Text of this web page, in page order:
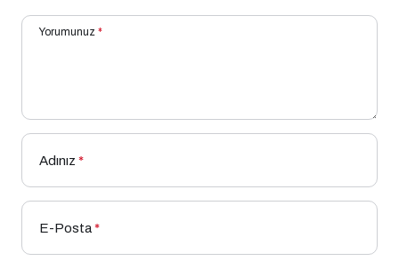
Yorumunuz *
Adınız *
E-Posta*